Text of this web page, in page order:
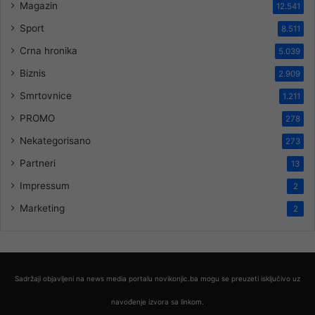
Magazin 12.541
Sport 8.511
Crna hronika 5.039
Biznis 2.909
Smrtovnice 1.211
PROMO 278
Nekategorisano 273
Partneri 13
Impressum 2
Marketing 2
Sadržaji objavljeni na news media portalu novikonjic.ba mogu se preuzeti isključivo uz
navođenje izvora sa linkom.